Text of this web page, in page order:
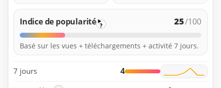
Indice de popularité ? 25/100
Basé sur les vues + téléchargements + activité 7 jours.
7 jours 4